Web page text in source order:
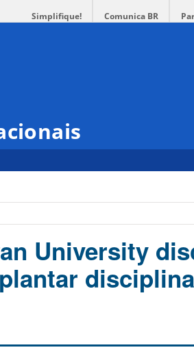
Simplifique! Comunica BR
University